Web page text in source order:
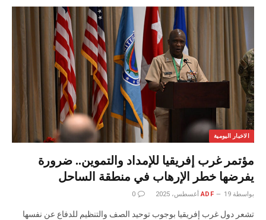
الاخبار اليومية
مؤتمر غرب إفريقيا للإمداد والتموين.. ضرورة
يفرضها خطر الإرهاب في منطقة الساحل
بواسطة ADF 19 أغسطس، 2025 0
تشعر دول غرب إفريقيا بوجوب توحيد الصف والتنظيم للدفاع عن نفسها